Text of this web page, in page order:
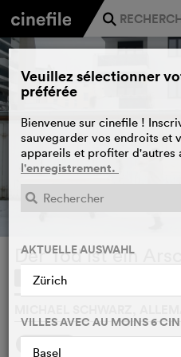
j
Der Tod ist ein
Veuillez sélectionner
préférée
Bienvenue sur cinefile !
sauvegarder vos endroits et
appareils et profiter d'autres
l'enregistrement.
AKTUELLE AUSWAHL
Zürich
VILLES AVEC AU MOINS 6
Basel